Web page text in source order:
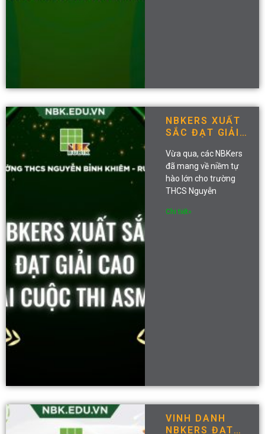
NBKERS XUẤT
SẮC ĐẠT GIẢI
THI ASMO 2024
Vừa qua, các NBKers
đã mang về niềm tự
hào lớn cho trường
THCS Nguyễn
Chi tiết»
VINH DANH
NBKERS ĐẠT